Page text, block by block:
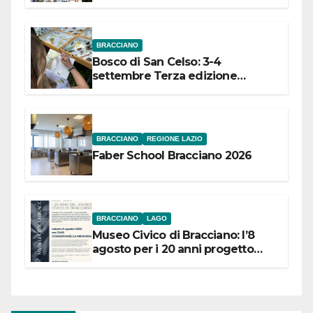
BRACCIANO
Bosco di San Celso: 3-4
settembre Terza edizione
BRACCIANO REGIONE LAZIO
Faber School Bracciano 2026
BRACCIANO LAGO
Museo Civico di Bracciano: l’8
agosto per i 20 anni progetto